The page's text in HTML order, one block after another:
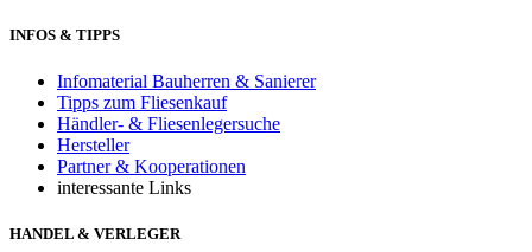
INFOS & TIPPS
Infomaterial Bauherren & Sanierer
Tipps zum Fliesenkauf
Händler- & Fliesenlegersuche
Hersteller
Partner & Kooperationen
interessante Links
HANDEL & VERLEGER